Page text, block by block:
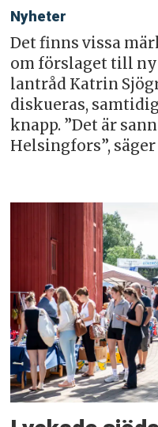
Nyheter
Det finns vissa
om förslaget till
lantråd Katrin
diskueras,
knapp. ”Det är
Helsingfors”,